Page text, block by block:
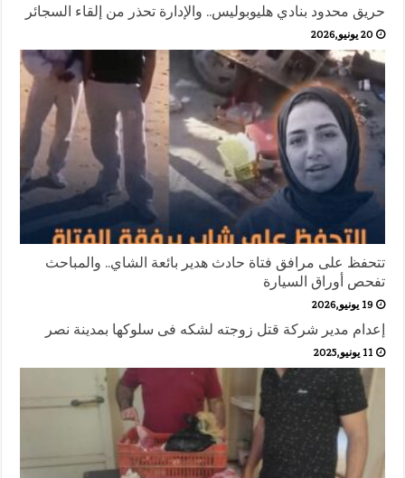
حريق محدود بنادي هليوبوليس.. والإدارة تحذر من إلقاء السجائر
20 يونيو,2026
تتحفظ على مرافق فتاة حادث هدير بائعة الشاي.. والمباحث
تفحص أوراق السيارة
19 يونيو,2026
إعدام مدير شركة قتل زوجته لشكه فى سلوكها بمدينة نصر
11 يونيو,2025